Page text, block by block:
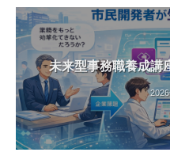
未来型事務職養成